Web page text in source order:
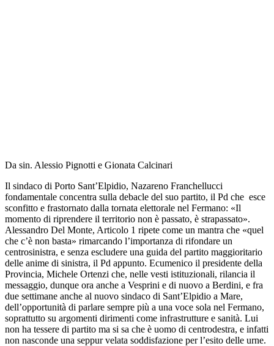
Da sin. Alessio Pignotti e Gionata Calcinari
Il sindaco di Porto Sant’Elpidio, Nazareno Franchellucci
fondamentale concentra sulla debacle del suo partito, il Pd che esce
sconfitto e frastornato dalla tornata elettorale nel Fermano: «Il
momento di riprendere il territorio non è passato, è strapassato».
Alessandro Del Monte, Articolo 1 ripete come un mantra che «quel
che c’è non basta» rimarcando l’importanza di rifondare un
centrosinistra, e senza escludere una guida del partito maggioritario
delle anime di sinistra, il Pd appunto. Ecumenico il presidente della
Provincia, Michele Ortenzi che, nelle vesti istituzionali, rilancia il
messaggio, dunque ora anche a Vesprini e di nuovo a Berdini, e fra
due settimane anche al nuovo sindaco di Sant’Elpidio a Mare,
dell’opportunità di parlare sempre più a una voce sola nel Fermano,
soprattutto su argomenti dirimenti come infrastrutture e sanità. Lui
non ha tessere di partito ma si sa che è uomo di centrodestra, e infatti
non nasconde una seppur velata soddisfazione per l’esito delle urne.